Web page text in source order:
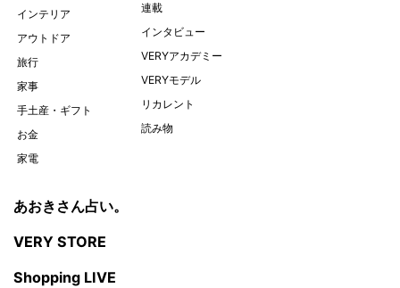
インテリア
アウトドア
旅行
家事
手土産・ギフト
お金
家電
連載
インタビュー
VERYアカデミー
VERYモデル
リカレント
読み物
あおきさん占い。
VERY STORE
Shopping LIVE